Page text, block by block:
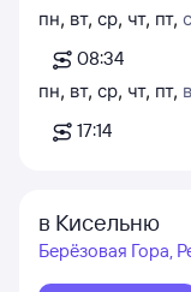
пн, вт, ср, чт, пт,
08:34
пн, вт, ср, чт, пт,
17:14
в Кисельню
Берёзовая Гора,